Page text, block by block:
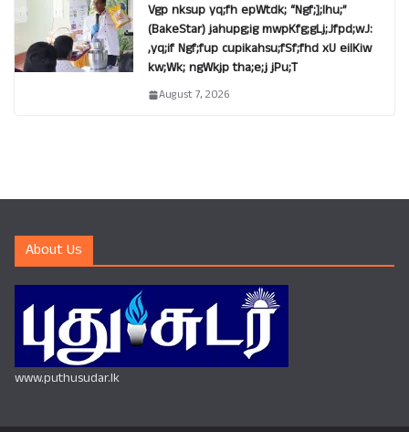
Vgp nksup yq;fh epWtdk; “Ngf;];lhu;”
(BakeStar) jahupg;ig mwpKfg;gLj;Jfpd;wJ:
,yq;if Ngf;fup cupikahsu;fSf;fhd xU eilKiw
kw;Wk; ngWkjp tha;e;j jPu;T
August 7, 2026
About Us
www.puthusudar.lk